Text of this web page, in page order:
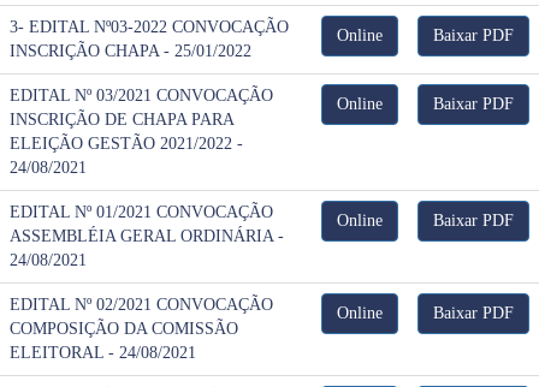
3- EDITAL Nº03-2022 CONVOCAÇÃO
INSCRIÇÃO CHAPA - 25/01/2022
Online Baixar PDF
EDITAL Nº 03/2021 CONVOCAÇÃO
INSCRIÇÃO DE CHAPA PARA
ELEIÇÃO GESTÃO 2021/2022 -
24/08/2021
Online Baixar PDF
EDITAL Nº 01/2021 CONVOCAÇÃO
ASSEMBLÉIA GERAL ORDINÁRIA -
24/08/2021
Online Baixar PDF
EDITAL Nº 02/2021 CONVOCAÇÃO
COMPOSIÇÃO DA COMISSÃO
ELEITORAL - 24/08/2021
Online Baixar PDF